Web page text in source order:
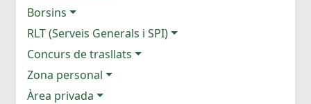
Borsins
RLT (Serveis Generals i SPI)
Concurs de trasllats
Zona personal
Àrea privada